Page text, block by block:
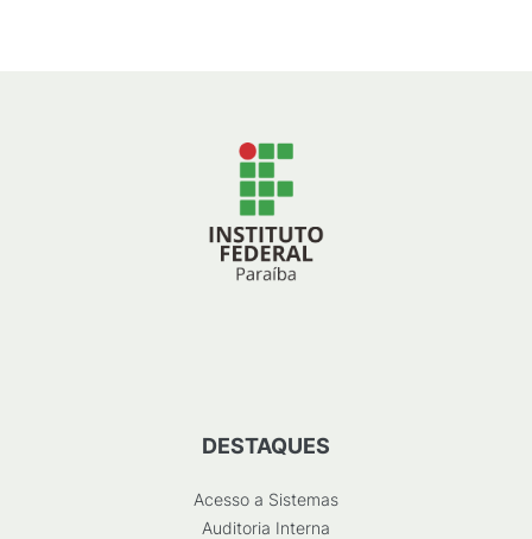
DESTAQUES
Acesso a Sistemas
Auditoria Interna